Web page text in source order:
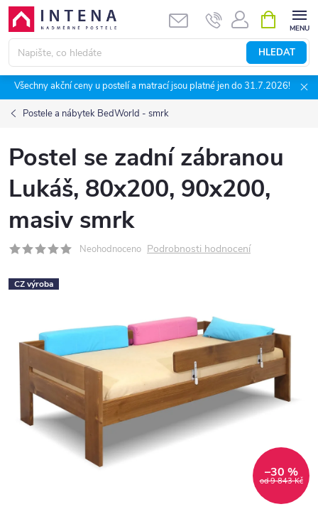
Přejít
obsah
HLEDAT
NÁKUPNÍ
KOŠÍK
Všechny akční ceny u postelí a matrací jsou platné jen do 31.7.2026!
Postele a nábytek BedWorld - smrk
Postel se zadní zábranou
Lukáš, 80x200, 90x200,
masiv smrk
Neohodnoceno Podrobnosti hodnocení
CZ výroba
od 9 843 Kč
–30 %